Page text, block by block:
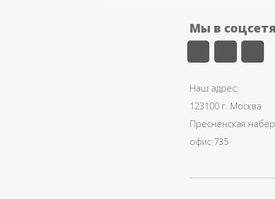
Мы в
Наш адрес:
123100 г. Москва
Пресненская
офис 735